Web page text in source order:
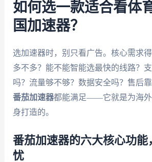
如何选一款适合看体
国加速器？
选加速器时，别只看广告。核心需求
多不多？能不能智能选最快的线路？
吗？流量够不够？数据安全吗？售后靠
番茄加速器都能满足——它就是为海外
身打造的。
番茄加速器的六大核心功能
忧